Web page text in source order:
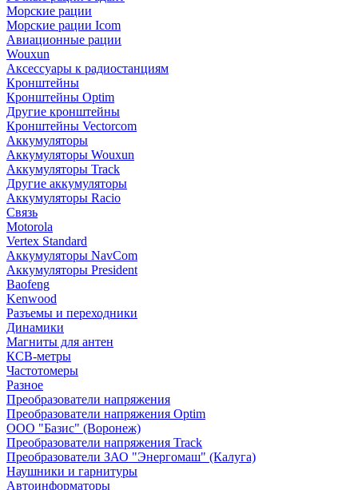
Морские рации
Морские рации Icom
Авиационные рации
Wouxun
Аксессуары к радиостанциям
Кронштейны
Кронштейны Optim
Другие кронштейны
Кронштейны Vectorcom
Аккумуляторы
Аккумуляторы Wouxun
Аккумуляторы Track
Другие аккумуляторы
Аккумуляторы Racio
Связь
Motorola
Vertex Standard
Аккумуляторы NavCom
Аккумуляторы President
Baofeng
Kenwood
Разъемы и переходники
Динамики
Магниты для антен
КСВ-метры
Частотомеры
Разное
Преобразователи напряжения
Преобразователи напряжения Optim
ООО "Базис" (Воронеж)
Преобразователи напряжения Track
Преобразователи ЗАО "Энергомаш" (Калуга)
Наушники и гарнитуры
Автоинформаторы